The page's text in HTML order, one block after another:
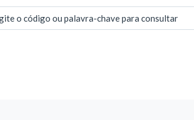
o código ou palavra-chave para consultar